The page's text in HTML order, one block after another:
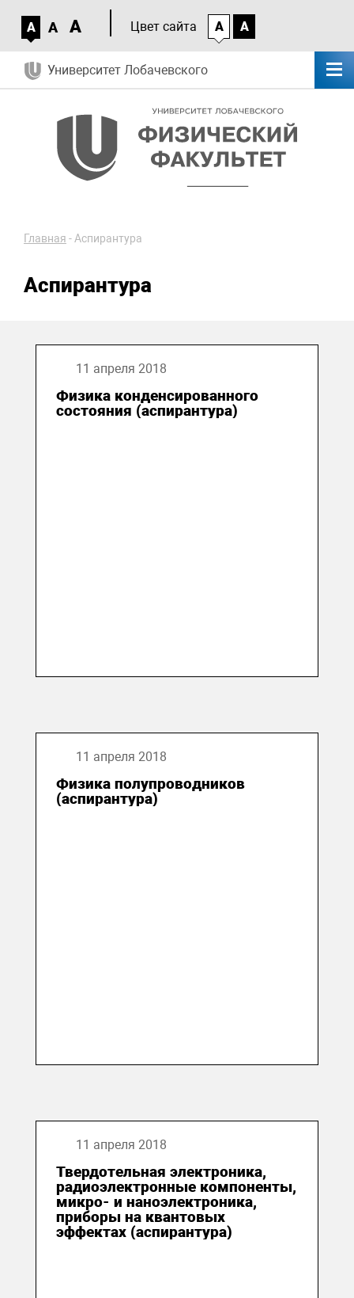
A A A Цвет сайта A A
Университет Лобачевского
Главная -Аспирантура
Аспирантура
11 апреля 2018
Физика конденсированного
состояния (аспирантура)
11 апреля 2018
Физика полупроводников
(аспирантура)
11 апреля 2018
Твердотельная электроника,
радиоэлектронные компоненты,
микро- и наноэлектроника,
приборы на квантовых
эффектах (аспирантура)